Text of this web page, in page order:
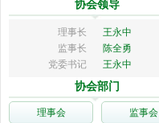
协会领导
理事长
王永中
监事长
陈全勇
党委书记
王永中
协会部门
理事会 监事会